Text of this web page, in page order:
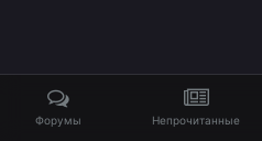
Форумы Непрочитанные